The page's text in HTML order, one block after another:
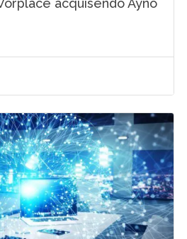
acquisendo Ayno